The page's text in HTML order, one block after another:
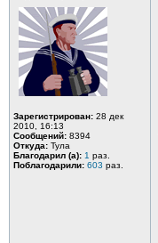
Зарегистрирован: 28 дек
2010, 16:13
Сообщений: 8394
Откуда: Тула
Благодарил (а): 1 раз.
Поблагодарили: 603 раз.